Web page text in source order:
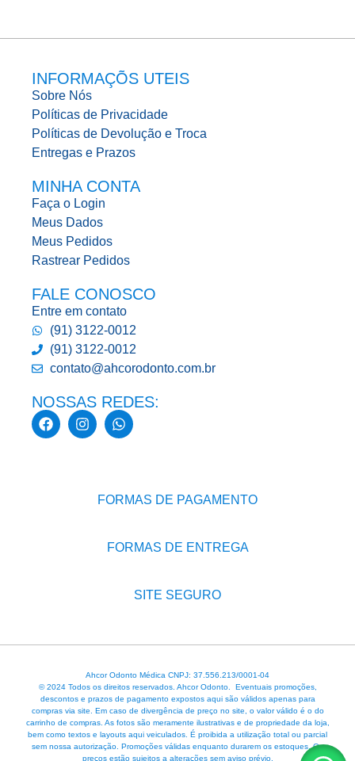
INFORMAÇÕS UTEIS
Sobre Nós
Políticas de Privacidade
Políticas de Devolução e Troca
Entregas e Prazos
MINHA CONTA
Faça o Login
Meus Dados
Meus Pedidos
Rastrear Pedidos
FALE CONOSCO
Entre em contato
(91) 3122-0012
(91) 3122-0012
contato@ahcorodonto.com.br
NOSSAS REDES:
FORMAS DE PAGAMENTO
FORMAS DE ENTREGA
SITE SEGURO
Ahcor Odonto Médica CNPJ: 37.556.213/0001-04
© 2024 Todos os direitos reservados. Ahcor Odonto. Eventuais promoções,
descontos e prazos de pagamento expostos aqui são válidos apenas para
compras via site. Em caso de divergência de preço no site, o valor válido é o do
carrinho de compras. As fotos são meramente ilustrativas e de propriedade da loja,
bem como textos e layouts aqui veiculados. É proibida a utilização total ou parcial
sem nossa autorização. Promoções válidas enquanto durarem os estoques. Os
preços estão sujeitos a alterações sem aviso prévio.